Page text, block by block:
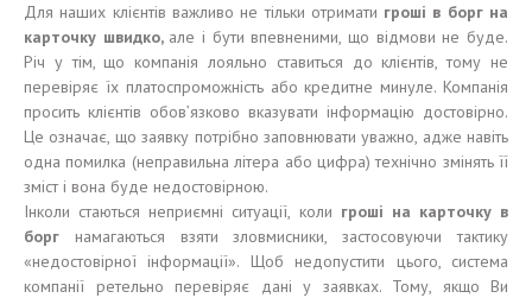
Для наших клієнтів важливо не тільки отримати гроші в борг на
карточку швидко, але і бути впевненими, що відмови не буде.
Річ у тім, що компанія лояльно ставиться до клієнтів, тому не
перевіряє їх платоспроможність або кредитне минуле. Компанія
просить клієнтів обов’язково вказувати інформацію достовірно.
Це означає, що заявку потрібно заповнювати уважно, адже навіть
одна помилка (неправильна літера або цифра) технічно змінять її
зміст і вона буде недостовірною.
Інколи стаються неприємні ситуації, коли гроші на карточку в
борг намагаються взяти зловмисники, застосовуючи тактику
«недостовірної інформації». Щоб недопустити цього, система
компанії ретельно перевіряє дані у заявках. Тому, якщо Ви